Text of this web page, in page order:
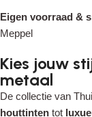
Eigen voorraad &
Meppel
Kies jouw
metaal
De collectie van
houttinten tot